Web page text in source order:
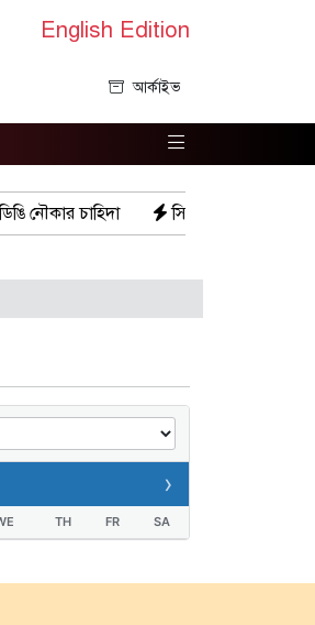
English Edition
আর্কাইভ
চাহিদা সিন্ডিকেটের কবজায়
›
TH FR SA